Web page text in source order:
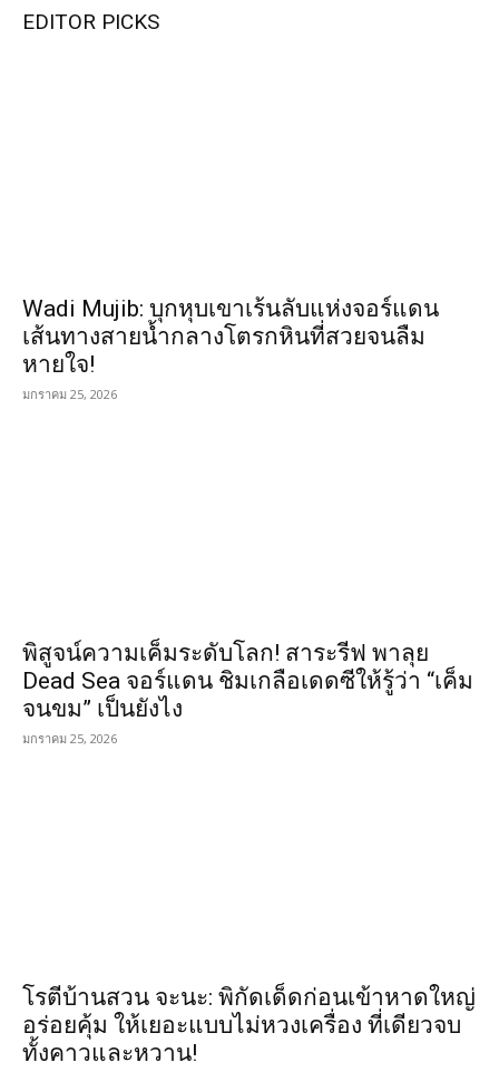
EDITOR PICKS
Wadi Mujib: บุกหุบเขาเร้นลับแห่งจอร์แดน
เส้นทางสายน้ำกลางโตรกหินที่สวยจนลืม
หายใจ!
มกราคม 25, 2026
พิสูจน์ความเค็มระดับโลก! สาระรีฟ พาลุย
Dead Sea จอร์แดน ชิมเกลือเดดซีให้รู้ว่า “เค็ม
จนขม” เป็นยังไง
มกราคม 25, 2026
โรตีบ้านสวน จะนะ: พิกัดเด็ดก่อนเข้าหาดใหญ่
อร่อยคุ้ม ให้เยอะแบบไม่หวงเครื่อง ที่เดียวจบ
ทั้งคาวและหวาน!